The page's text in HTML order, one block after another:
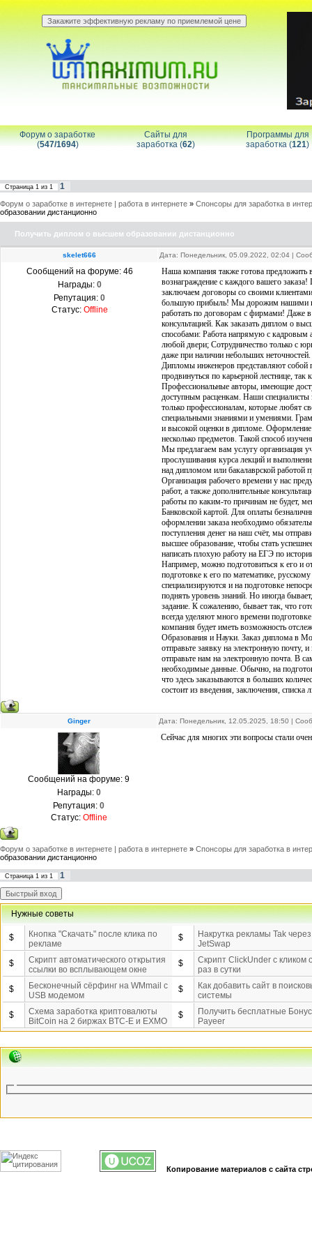
Форум о заработке
(547/1694)
Сайты для
заработка (62)
Программы для
заработка (121)
Страница 1 из 1 1
Форум о заработке в интернете | работа в интернете » Спонсоры для заработка в
образовании дистанционно
Получить диплом о высшем образовании дистанционно
skelet666 Дата: Понедельник, 05.09.2022, 02:04 |
Сообщений на форуме: 46
Награды: 0
Репутация: 0
Статус: Offline
Наша компания также готова предложить
вознаграждение с каждого вашего
заключаем договоры со своими
большую прибыль! Мы дорожим нашими
работать по договорам с фирмами! Даже
консультацией. Как заказать диплом о
способами: Работа напрямую с кадровым
любой двери; Сотрудничество только с
даже при наличии небольших
Дипломы инженеров представляют собой
продвинуться по карьерной лестнице,
Профессиональные авторы, имеющие
доступным расценкам. Наши специалисты
только профессионалам, которые любят
специальными знаниями и умениями.
и высокой оценки в дипломе. Оформление
несколько предметов. Такой способ
Мы предлагаем вам услугу организация
прослушивания курса лекций и
над дипломом или бакалаврской работой
Организация рабочего времени у нас
работ, а также дополнительные
работы по каким-то причинам не будет,
Банковской картой. Для оплаты
оформлении заказа необходимо
поступления денег на наш счёт, мы
высшее образование, чтобы стать
написать плохую работу на ЕГЭ по
Например, можно подготовиться к его и
подготовке к его по математике,
специализируются и на подготовке
поднять уровень знаний. Но иногда
задание. К сожалению, бывает так, что
всегда уделяют много времени
компания будет иметь возможность
Образования и Науки. Заказ диплома в
отправьте заявку на электронную почту,
отправьте нам на электронную почта. В
необходимые данные. Обычно, на
что здесь заказываются в больших
состоит из введения, заключения, списка
Ginger Дата: Понедельник, 12.05.2025, 18:50 |
Сообщений на форуме: 9
Награды: 0
Репутация: 0
Статус: Offline
Сейчас для многих эти вопросы стали
Форум о заработке в интернете | работа в интернете » Спонсоры для заработка в
образовании дистанционно
Страница 1 из 1 1
Нужные советы
$
Кнопка "Скачать" после клика по
рекламе
$
Накрутка рекламы Tak через
JetSwap
$
Скрипт автоматического открытия
ссылки во всплывающем окне
$
Скрипт ClickUnder с кликом
раз в сутки
$
Бесконечный сёрфинг на WMmail c
USB модемом
$
Как добавить сайт в
системы
$
Схема заработка криптовалюты
BitCoin на 2 биржах BTC-E и EXMO
$
Получить бесплатные
Payeer
Копирование материалов с сайта